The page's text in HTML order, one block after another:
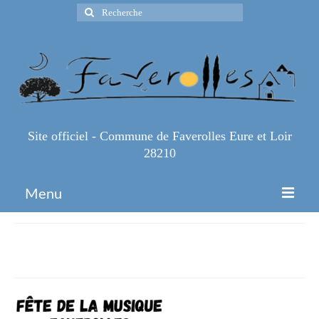
Rechercher
:
Site officiel - Commune de Faverolles Eure et Loir
28210
Menu